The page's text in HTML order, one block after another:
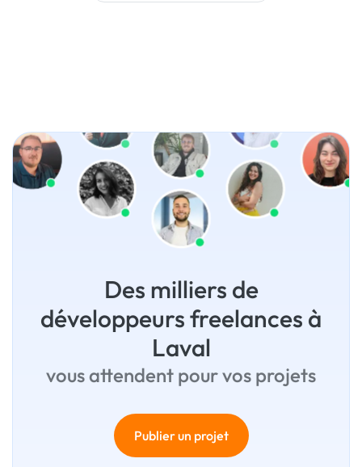
Des milliers de
développeurs freelances à
Laval
vous attendent pour vos projets
Publier un projet